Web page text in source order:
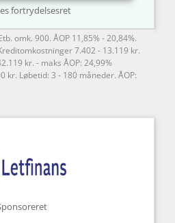
fortrydelsesret
omk. 900. ÅOP 11,85% - 20,84%.
7.402 - 13.119 kr.
kr. - maks ÅOP: 24,99%
kr. Løbetid: 3 - 180 måneder. ÅOP: